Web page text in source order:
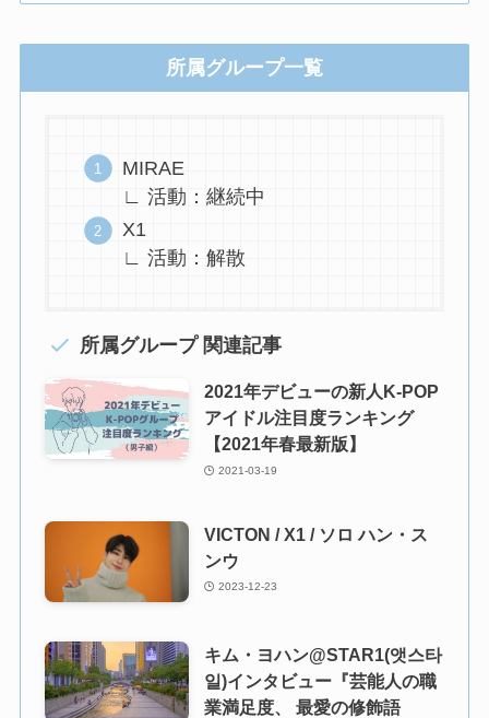
所属グループ一覧
MIRAE
∟ 活動：継続中
X1
∟ 活動：解散
所属グループ 関連記事
2021年デビューの新人K-POP
アイドル注目度ランキング
【2021年春最新版】
2021-03-19
VICTON / X1 / ソロ ハン・ス
ンウ
2023-12-23
キム・ヨハン@STAR1(앳스타
일)インタビュー『芸能人の職
業満足度、 最愛の修飾語